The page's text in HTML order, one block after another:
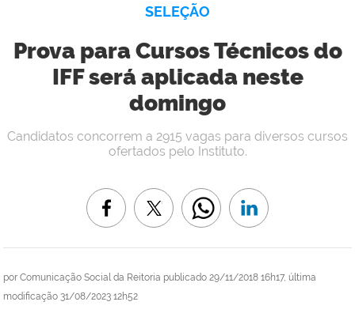
SELEÇÃO
Prova para Cursos Técnicos do
IFF será aplicada neste
domingo
por Comunicação Social da Reitoria publicado 29/11/2018 16h17, última
modificação 31/08/2023 12h52
Candidatos concorrem a 2915 vagas para diversos cursos
ofertados pelo Instituto.